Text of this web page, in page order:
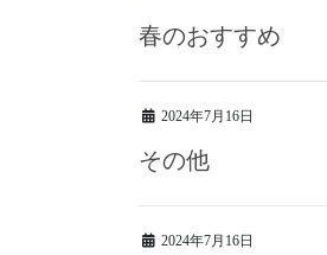
春のおすすめ
2024年7月16日
その他
2024年7月16日